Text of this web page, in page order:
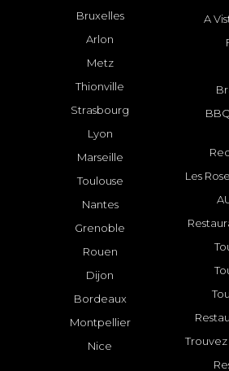
Bruxelles
Arlon
Metz
Thionville
Strasbourg
Lyon
Marseille
Toulouse
Nantes
Grenoble
Rouen
Dijon
Bordeaux
Montpellier
Nice
A
Les